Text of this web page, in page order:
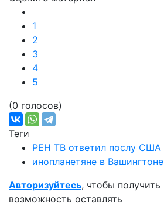
1
2
3
4
5
(0 голосов)
Теги
РЕН ТВ ответил послу США
инопланетяне в Вашингтоне
Авторизуйтесь, чтобы получить
возможность оставлять